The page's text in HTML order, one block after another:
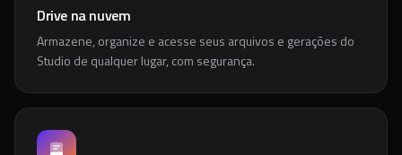
Drive na nuvem
Armazene, organize e acesse seus arquivos e gerações do
Studio de qualquer lugar, com segurança.